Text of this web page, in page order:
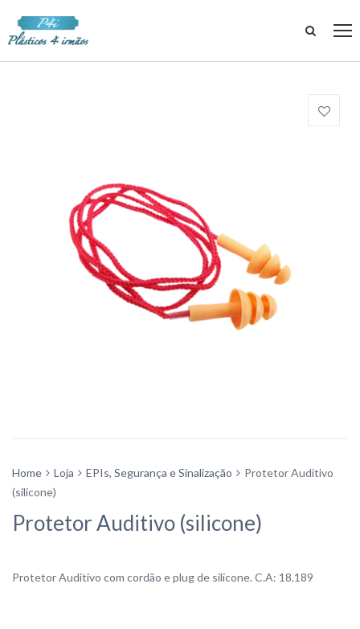
Home Loja EPIs, Segurança e Sinalização
Protetor Auditivo
(silicone)
Protetor Auditivo (silicone)
Protetor Auditivo com cordão e plug de silicone. C.A: 18.189